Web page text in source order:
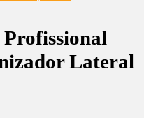
Lateral